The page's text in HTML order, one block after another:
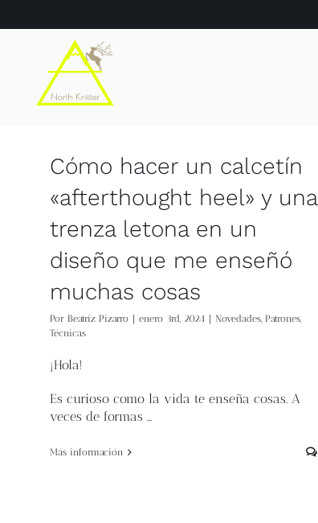
al
Cómo hacer un calcetín
«afterthought heel» y una
trenza letona en un
diseño que me enseñó
muchas cosas
Por Beatriz Pizarro enero 3rd, 2024 Novedades, Patrones,
Técnicas
¡Hola!
Es curioso como la vida te enseña cosas. A
veces de formas …
Más información